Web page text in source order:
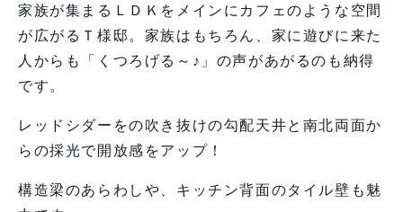
家族が集まるＬＤＫをメインにカフェのような空間
が広がるＴ様邸。家族はもちろん、家に遊びに来た
人からも「くつろげる～♪」の声があがるのも納得
です。
レッドシダーをの吹き抜けの勾配天井と南北両面か
らの採光で開放感をアップ！
構造梁のあらわしや、キッチン背面のタイル壁も魅